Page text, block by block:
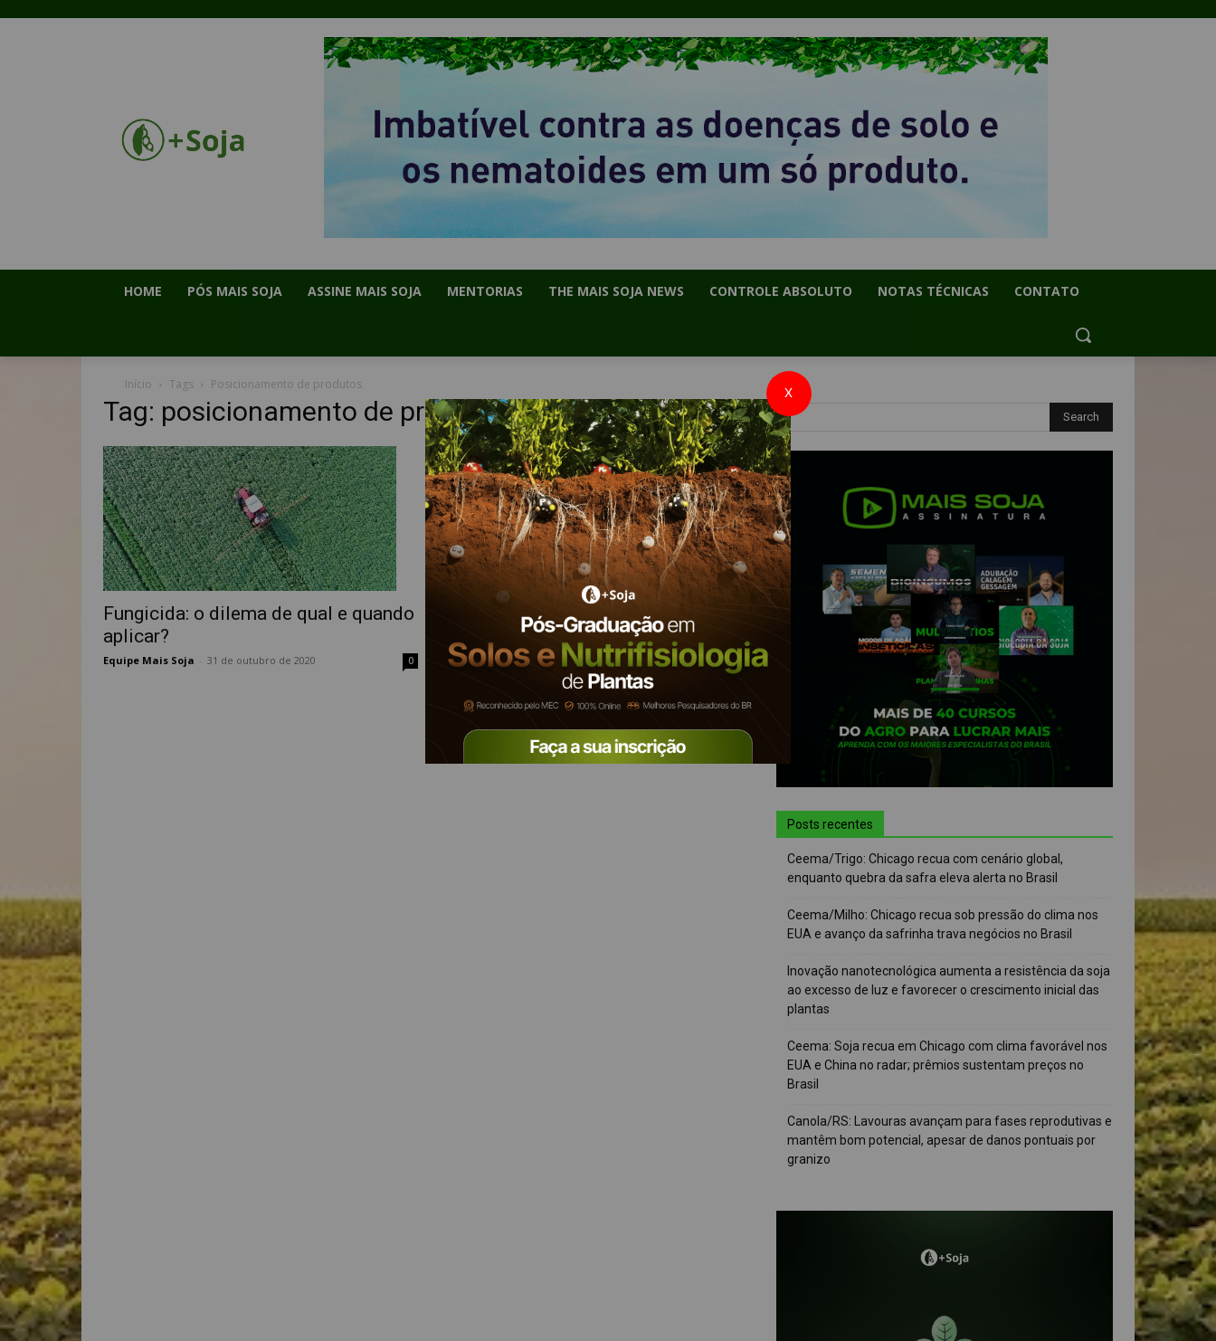
HOME PÓS MAIS SOJA ASSINE MAIS SOJA MENTORIAS THE MAIS SOJA NEWS CONTROLE ABSOLUTO NOTAS TÉCNICAS CONTATO
Início Tags Posicionamento de produtos
Tag: posicionamento de produtos
Fungicida: o dilema de qual e quando
aplicar?
Equipe Mais Soja 31 de outubro de 2020 0
Posts recentes
Ceema/Trigo: Chicago recua com cenário global,
enquanto quebra da safra eleva alerta no Brasil
Ceema/Milho: Chicago recua sob pressão do clima nos
EUA e avanço da safrinha trava negócios no Brasil
Inovação nanotecnológica aumenta a resistência da soja
ao excesso de luz e favorecer o crescimento inicial das
plantas
Ceema: Soja recua em Chicago com clima favorável nos
EUA e China no radar; prêmios sustentam preços no
Brasil
Canola/RS: Lavouras avançam para fases reprodutivas e
mantêm bom potencial, apesar de danos pontuais por
granizo
X